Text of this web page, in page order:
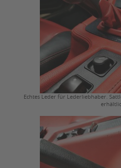
Echtes Leder für Lederliebhaber.